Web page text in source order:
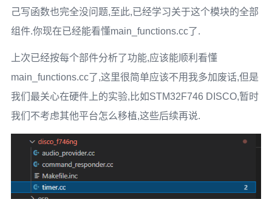
bool is_new_command;
      kTfLiteOk
, recognize_commands.ProcessLatestResults
&
results, 0 , &found_command, &score
}
己写函数也完全没问题,至此,已经学习关于这个模块的全部
组件.你现在已经能看懂main_functions.cc了.
上次已经按每个部件分析了功能,应该能顺利看懂
main_functions.cc了,这里很简单应该不用我多加废话,但是
我们最关心在硬件上的实验,比如STM32F746 DISCO,暂时
我们不考虑其他平台怎么移植,这些后续再说.